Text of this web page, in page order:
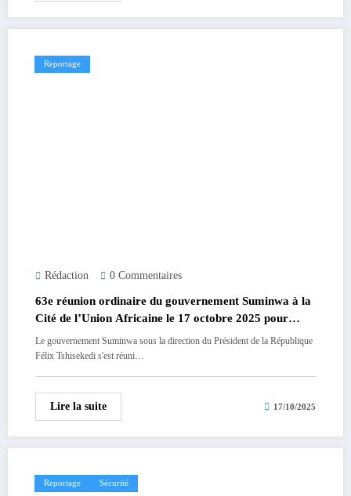
Reportage
Rédaction 0 Commentaires
63e réunion ordinaire du gouvernement Suminwa à la
Cité de l’Union Africaine le 17 octobre 2025 pour
évaluer la sécurité et les projets structurants.
Le gouvernement Suminwa sous la direction du Président de la République
Félix Tshisekedi s'est réuni…
Lire la suite 17/10/2025
Reportage Sécurité